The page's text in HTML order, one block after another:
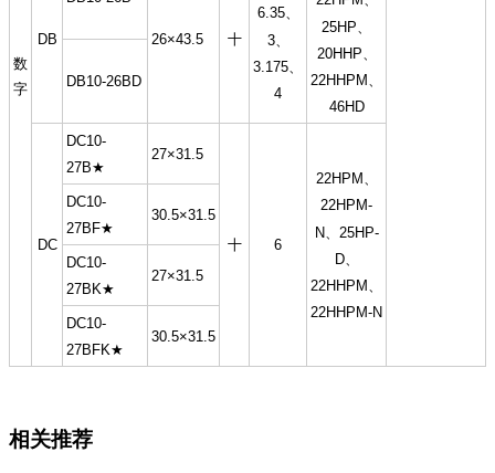
数
字
DB 26×43.5 十
6.35、
3、
3.175、
4
25HP、
20HHP、
22HHPM、
46HD
DB10-26BD
DC
DC10-
27B★
27×31.5
十 6
22HPM、
22HPM-
N、25HP-
D、
22HHPM、
22HHPM-N
DC10-
27BF★
30.5×31.5
DC10-
27BK★
27×31.5
DC10-
27BFK★
30.5×31.5
相关推荐